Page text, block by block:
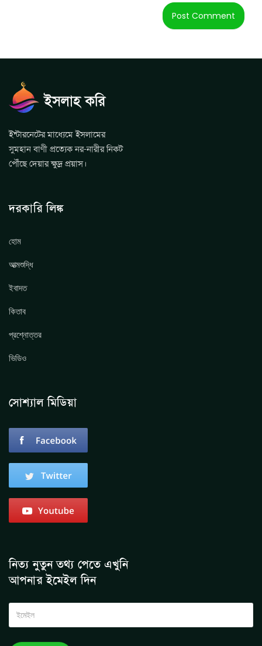
ইন্টারনেটের মাধ্যেমে ইসলামের
সুমহান বাণী প্রত্যেক নর-নারীর নিকট
পৌঁছে দেয়ার ক্ষুদ্র প্রয়াস।
দরকারি লিঙ্ক
হোম
আত্মশুদ্ধি
ইবাদত
কিতাব
প্রশ্নোত্তর
ভিডিও
সোশ্যাল মিডিয়া
নিত্য নুতুন তথ্য পেতে এখুনি
আপনার ইমেইল দিন